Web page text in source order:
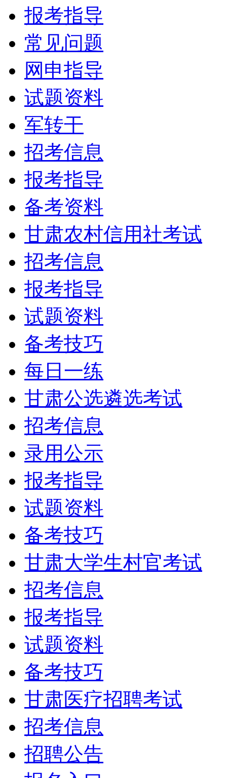
报考指导
常见问题
网申指导
试题资料
军转干
招考信息
报考指导
备考资料
甘肃农村信用社考试
招考信息
报考指导
试题资料
备考技巧
每日一练
甘肃公选遴选考试
招考信息
录用公示
报考指导
试题资料
备考技巧
甘肃大学生村官考试
招考信息
报考指导
试题资料
备考技巧
甘肃医疗招聘考试
招考信息
招聘公告